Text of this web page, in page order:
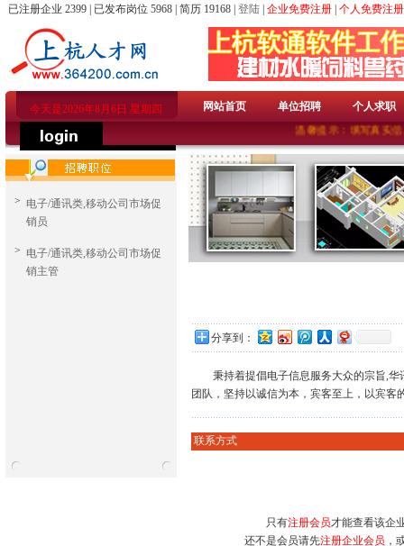
已注册企业 2399 | 已发布岗位 5968 | 简历 19168 | 登陆 企业免费注册 个人免费注册
今天是2026年8月6日 星期四 网站首页 单位招聘
个人求职
温馨提示：填写真实
> 电子/通讯类,移动公司市场促
销员
> 电子/通讯类,移动公司市场促
销主管
分享到：
秉持着提倡电子信息服务大众的宗旨,华
团队，坚持以诚信为本，宾客至上，以宾客
联系方式
只有注册会员才能查看该企
还不是会员请先注册企业会员 ，